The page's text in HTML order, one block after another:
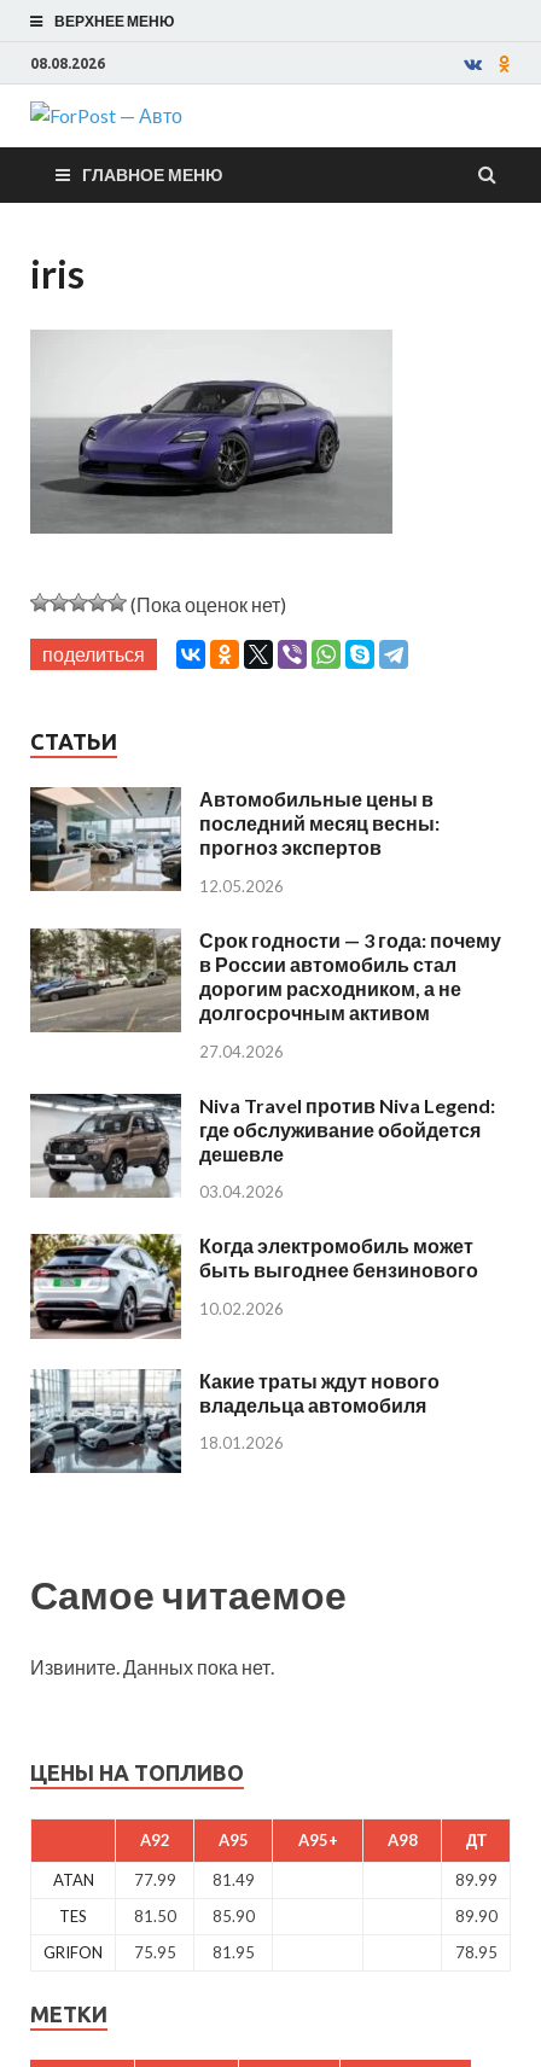
ВЕРХНЕЕ МЕНЮ
08.08.2026
ForPost —
Авто
ГЛАВНОЕ МЕНЮ
iris
(Пока оценок нет)
поделиться
СТАТЬИ
Автомобильные цены в
последний месяц весны:
прогноз экспертов
12.05.2026
Срок годности — 3 года: почему
в России автомобиль стал
дорогим расходником, а не
долгосрочным активом
27.04.2026
Niva Travel против Niva Legend:
где обслуживание обойдется
дешевле
03.04.2026
Когда электромобиль может
быть выгоднее бензинового
10.02.2026
Какие траты ждут нового
владельца автомобиля
18.01.2026
Самое читаемое
Извините. Данных пока нет.
ЦЕНЫ НА ТОПЛИВО
A92 A95 A95+ A98 ДТ
ATAN 77.99 81.49
89.99
TES
81.50 85.90
89.90
GRIFON
75.95 81.95 78.95
МЕТКИ